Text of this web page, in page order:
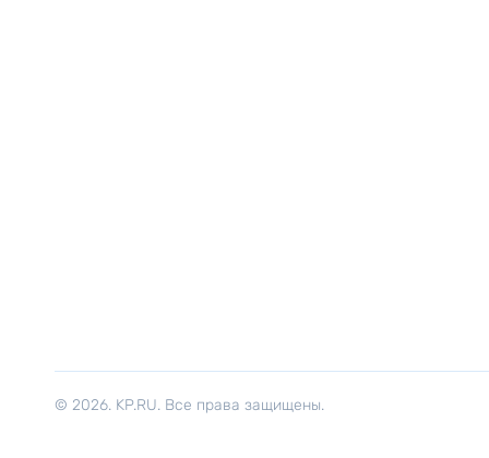
© 2026. KP.RU. Все права защищены.